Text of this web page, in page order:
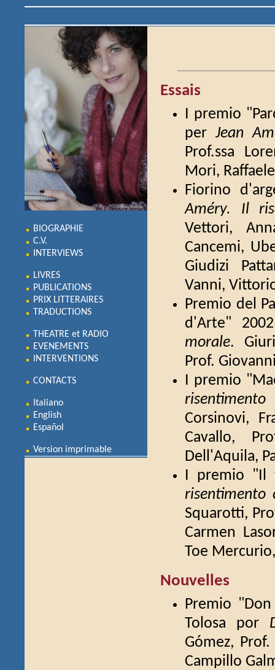
BIOGRAPHIE
C.V.
INTERVIEWS
LIVRES
PUBLICATIONS
PRIX LITTERAIRES
TRADUCTIONS
THEATRE et RADIO
EVENEMENTS
INTERVENTIONS
CONTACTS
Italiano
English
Español
Version imprimable
Essais
I premio
per Jean
Prof.ssa
Mori,
Fiorino
Améry. Il
Vettori,
Cancemi,
Giudizi
Vanni,
Premio del
d'Arte"
morale.
Prof.
I premio
Corsinovi,
Cavallo,
Dell'Aquila,
I premio "Il
risentimento
Squarotti,
Carmen
Toe
Nouvelles
Premio
Tolosa por
Gómez,
Campillo